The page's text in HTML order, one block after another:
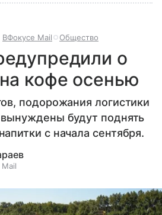
ВФокусе Mail Общество
о
кофе осенью
подорожания логистики
будут поднять
с начала сентября.